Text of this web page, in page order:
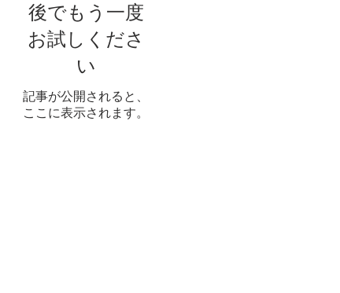
後でもう一度
お試しくださ
い
記事が公開されると、
ここに表示されます。